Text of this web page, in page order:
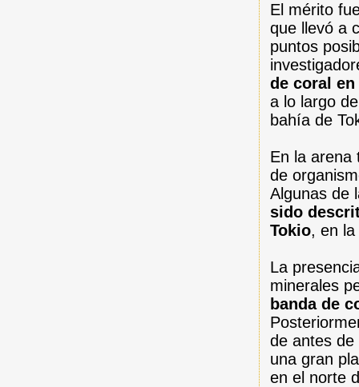
El mérito
que llevó a
puntos
de coral
a lo largo
bahía de
En la
de
Algunas de
sido
Tokio, en
La
minerales
banda de
de antes
una gran
en el norte